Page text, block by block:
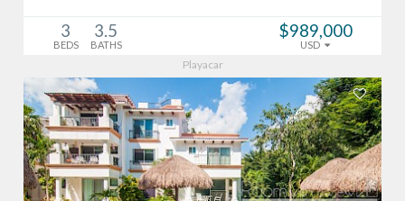
3
BEDS
3.5
BATHS
$989,000
USD
Playacar